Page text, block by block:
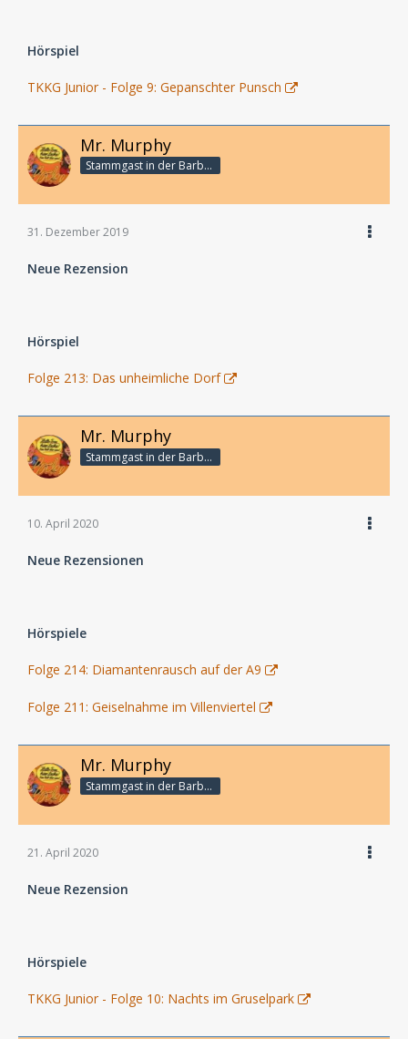
Hörspiel
TKKG Junior - Folge 9: Gepanschter Punsch
Mr. Murphy
Stammgast in der Barbarabar
31. Dezember 2019
Neue Rezension
Hörspiel
Folge 213: Das unheimliche Dorf
Mr. Murphy
Stammgast in der Barbarabar
10. April 2020
Neue Rezensionen
Hörspiele
Folge 214: Diamantenrausch auf der A9
Folge 211: Geiselnahme im Villenviertel
Mr. Murphy
Stammgast in der Barbarabar
21. April 2020
Neue Rezension
Hörspiele
TKKG Junior - Folge 10: Nachts im Gruselpark